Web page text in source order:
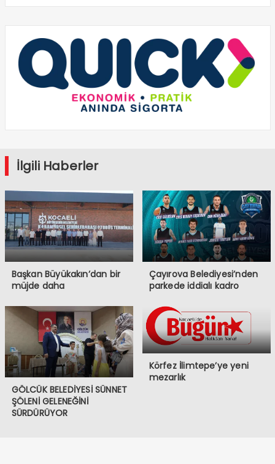
İlgili Haberler
Başkan Büyükakın’dan bir
müjde daha
Çayırova Belediyesi’nden
parkede iddialı kadro
GÖLCÜK BELEDİYESİ SÜNNET
ŞÖLENİ GELENEĞİNİ
SÜRDÜRÜYOR
Körfez İlimtepe’ye yeni
mezarlık